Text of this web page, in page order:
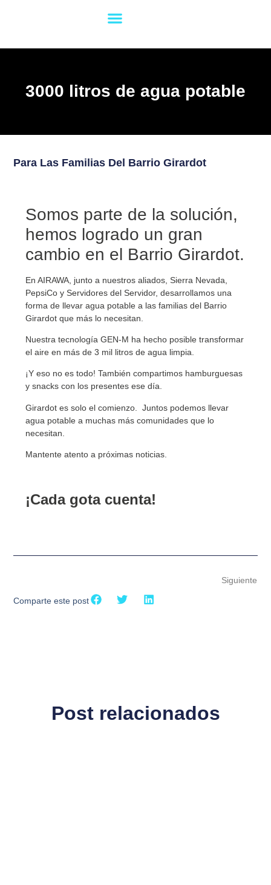
3000 litros de agua potable
Para Las Familias Del Barrio Girardot
Somos parte de la solución,
hemos logrado un gran
cambio en el Barrio Girardot.
En AIRAWA, junto a nuestros aliados, Sierra Nevada,
PepsiCo y Servidores del Servidor, desarrollamos una
forma de llevar agua potable a las familias del Barrio
Girardot que más lo necesitan.
Nuestra tecnología GEN-M ha hecho posible transformar
el aire en más de 3 mil litros de agua limpia.
¡Y eso no es todo! También compartimos hamburguesas
y snacks con los presentes ese día.
Girardot es solo el comienzo. Juntos podemos llevar
agua potable a muchas más comunidades que lo
necesitan.
Mantente atento a próximas noticias.
¡Cada gota cuenta!
Siguiente
Comparte este post
Post relacionados